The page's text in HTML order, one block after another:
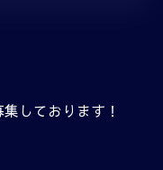
しております！